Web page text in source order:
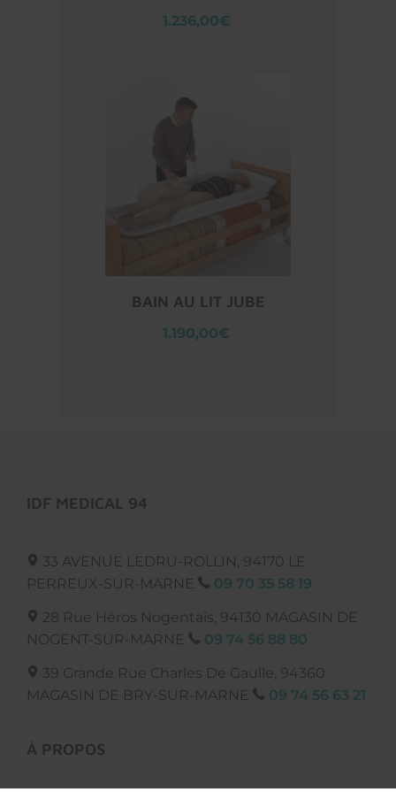
1.236,00€
BAIN AU LIT JUBE
1.190,00€
IDF MEDICAL 94
33 AVENUE LEDRU-ROLLIN, 94170 LE
PERREUX-SUR-MARNE
09 70 35 58 19
28 Rue Héros Nogentais, 94130 MAGASIN DE
NOGENT-SUR-MARNE
09 74 56 88 80
39 Grande Rue Charles De Gaulle, 94360
MAGASIN DE BRY-SUR-MARNE
09 74 56 63 21
À PROPOS